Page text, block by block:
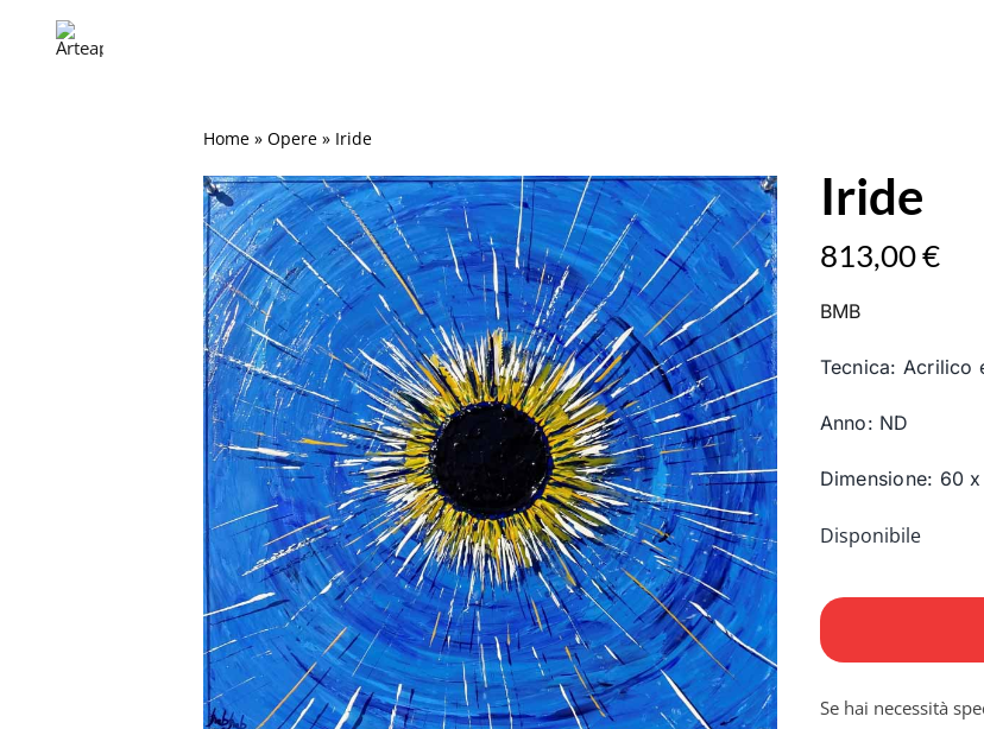
Home »Opere » Iride
Iride
813,00€
BMB
Tecnica: Acrilico
Anno: ND
Dimensione: 60
Disponibile
Se hai necessità